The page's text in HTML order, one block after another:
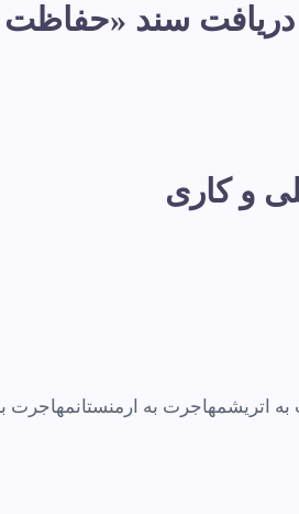
پناهندگی در فرانسه: در سال ۲۰۲۵
و کاری
اتریشمهاجرت به ارمنستانمهاجرت